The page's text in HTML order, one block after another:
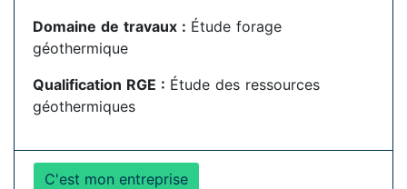
Domaine de travaux : Étude forage
géothermique
Qualification RGE : Étude des ressources
géothermiques
C'est mon entreprise